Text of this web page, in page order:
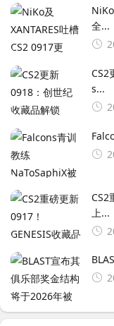
全...
CS2
s...
CS2
上...